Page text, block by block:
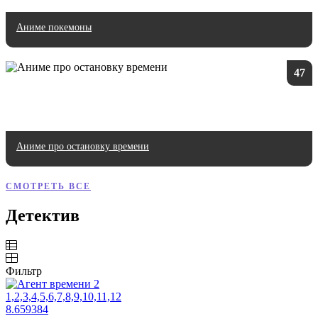
Аниме покемоны
47
Аниме про остановку времени
СМОТРЕТЬ ВСЕ
Детектив
Фильтр
1,2,3,4,5,6,7,8,9,10,11,12
8.659384